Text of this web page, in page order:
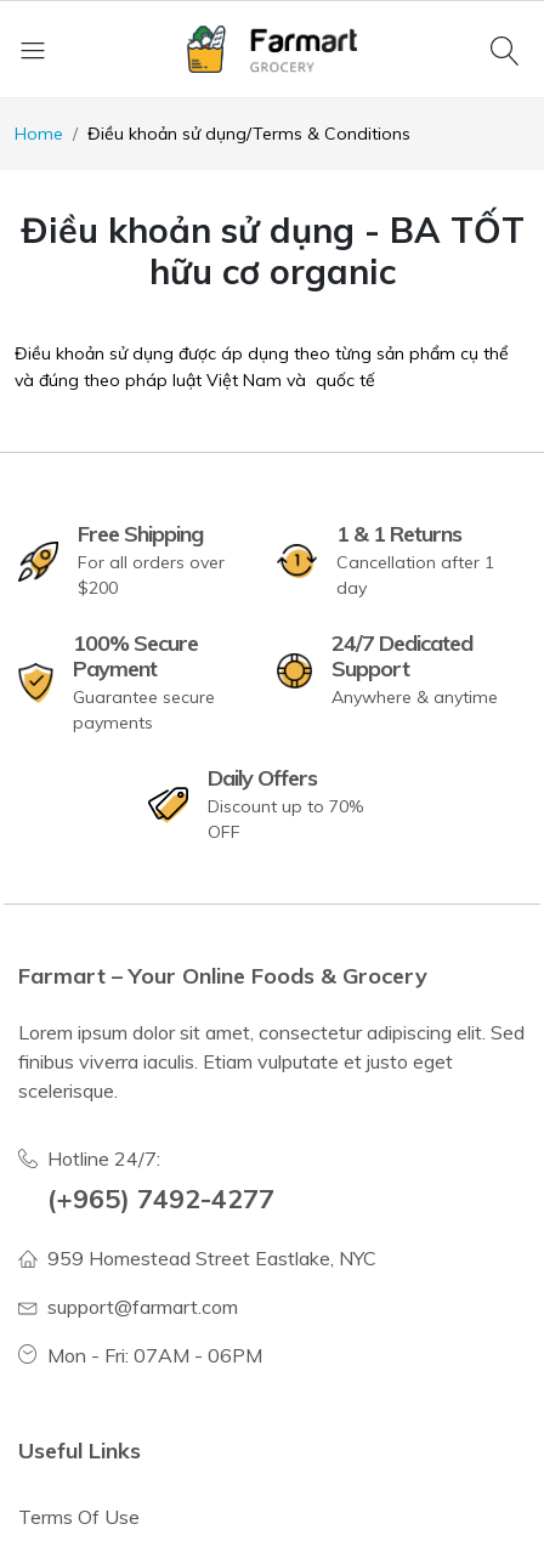
Home Điều khoản sử dụng/Terms & Conditions
Điều khoản sử dụng - BA TỐT
hữu cơ organic
Điều khoản sử dụng được áp dụng theo từng sản phẩm cụ thể
và đúng theo pháp luật Việt Nam và quốc tế
Free Shipping
For all orders over
$200
1 & 1 Returns
Cancellation after 1
day
100% Secure
Payment
Guarantee secure
payments
24/7 Dedicated
Support
Anywhere & anytime
Daily Offers
Discount up to 70%
OFF
Farmart – Your Online Foods & Grocery
Lorem ipsum dolor sit amet, consectetur adipiscing elit. Sed
finibus viverra iaculis. Etiam vulputate et justo eget
scelerisque.
Hotline 24/7:
(+965) 7492-4277
959 Homestead Street Eastlake, NYC
support@farmart.com
Mon - Fri: 07AM - 06PM
Useful Links
Terms Of Use